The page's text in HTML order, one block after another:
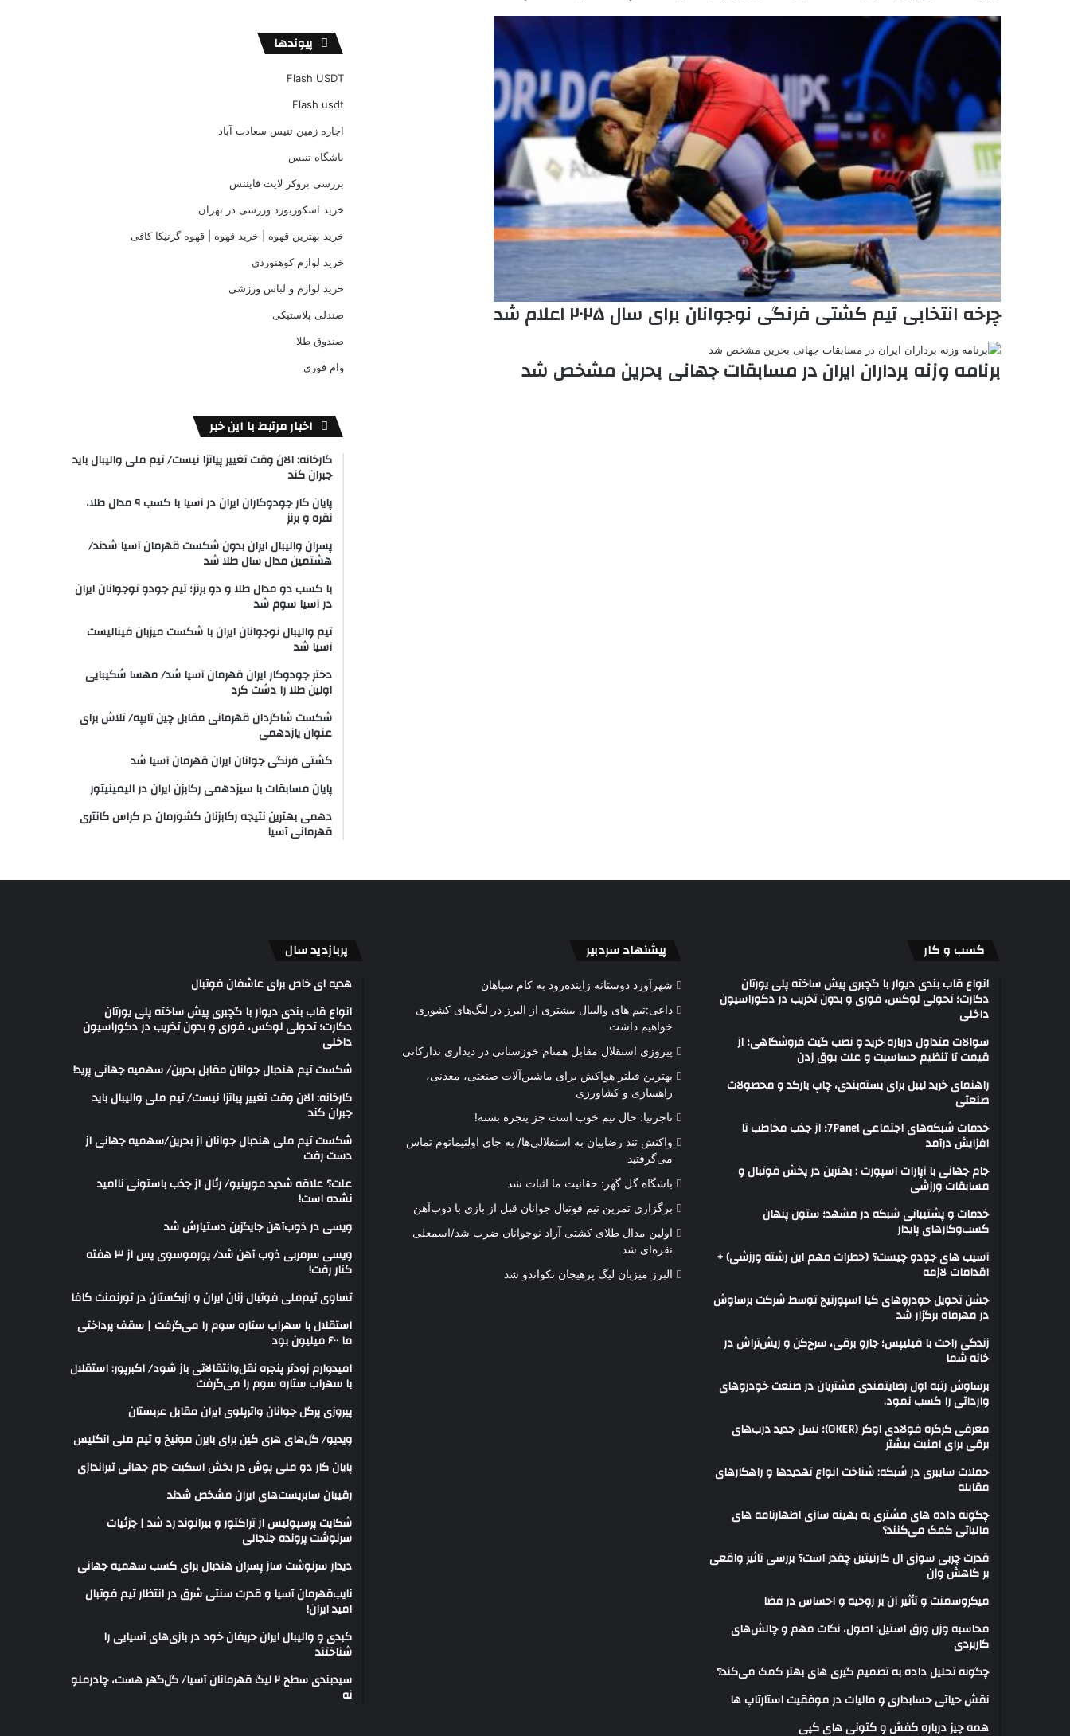
چرخه انتخابی تیم کشتی فرنگی نوجوانان برای سال ۲۰۲۵ اعلام شد
برنامه وزنه برداران ایران در مسابقات جهانی بحرین مشخص شد
پیوندها
Flash USDT
Flash usdt
اجاره زمین تنیس سعادت آباد
باشگاه تنیس
بررسی بروکر لایت فایننس
خرید اسکوربورد ورزشی در تهران
خرید بهترین قهوه | خرید قهوه | قهوه گرنیکا کافی
خرید لوازم کوهنوردی
خرید لوازم و لباس ورزشی
صندلی پلاستیکی
صندوق طلا
وام فوری
اخبار مرتبط با این خبر
کارخانه: الان وقت تغییر پیاتزا نیست/ تیم ملی والیبال باید
جبران کند
پایان کار جودوکاران ایران در آسیا با کسب ۹ مدال طلا،
نقره و برنز
پسران والیبال ایران بدون شکست قهرمان آسیا شدند/
هشتمین مدال سال طلا شد
با کسب دو مدال طلا و دو برنز؛ تیم جودو نوجوانان ایران
در آسیا سوم شد
تیم والیبال نوجوانان ایران با شکست میزبان فینالیست
آسیا شد
دختر جودوکار ایران قهرمان آسیا شد/ مهسا شکیبایی
اولین طلا را دشت کرد
شکست شاگردان قهرمانی مقابل چین تایپه/ تلاش برای
عنوان یازدهمی
کشتی فرنگی جوانان ایران قهرمان آسیا شد
پایان مسابقات با سیزدهمی رکابزن ایران در الیمینیتور
دهمی بهترین نتیجه رکابزنان کشورمان در کراس کانتری
قهرمانی آسیا
کسب و کار
انواع قاب بندی دیوار با گچبری پیش ساخته پلی یورتان
دکارت؛ تحولی لوکس، فوری و بدون تخریب در دکوراسیون
داخلی
سوالات متداول درباره خرید و نصب گیت فروشگاهی؛ از
قیمت تا تنظیم حساسیت و علت بوق زدن
راهنمای خرید لیبل برای بسته‌بندی، چاپ بارکد و محصولات
صنعتی
خدمات شبکه‌های اجتماعی 7Panel؛ از جذب مخاطب تا
افزایش درآمد
جام جهانی با آپارات اسپورت : بهترین در پخش فوتبال و
مسابقات ورزشی
خدمات و پشتیبانی شبکه در مشهد؛ ستون پنهان
کسب‌وکارهای پایدار
آسیب های جودو چیست؟ (خطرات مهم این رشته ورزشی) +
اقدامات لازمه
جشن تحویل خودروهای کیا اسپورتیج توسط شرکت برساوش
در مهرماه برگزار شد
زندگی راحت با فیلیپس؛ جارو برقی، سرخ‌کن و ریش‌تراش در
خانه شما
برساوش رتبه اول رضایتمندی مشتریان در صنعت خودروهای
وارداتی را کسب نمود.
معرفی کرکره فولادی اوکر (OKER)؛ نسل جدید درب‌های
برقی برای امنیت بیشتر
حملات سایبری در شبکه: شناخت انواع تهدیدها و راهکارهای
مقابله
چگونه داده های مشتری به بهینه سازی اظهارنامه های
مالیاتی کمک می‌کنند؟
قدرت چربی سوزی ال کارنیتین چقدر است؟ بررسی تاثیر واقعی
بر کاهش وزن
میکروسمنت و تأثیر آن بر روحیه و احساس در فضا
محاسبه وزن ورق استیل: اصول، نکات مهم و چالش‌های
کاربردی
چگونه تحلیل داده به تصمیم گیری های بهتر کمک می‌کند؟
نقش حیاتی حسابداری و مالیات در موفقیت استارتاپ ها
همه چیز درباره کفش و کتونی های کپی
پیشنهاد سردبیر
شهرآورد دوستانه زاینده‌رود به کام سپاهان
داعی:تیم های والیبال بیشتری از البرز در لیگ‌های کشوری
خواهیم داشت
پیروزی استقلال مقابل همنام خوزستانی در دیداری تدارکاتی
بهترین فیلتر هواکش برای ماشین‌آلات صنعتی، معدنی،
راهسازی و کشاورزی
تاجرنیا: حال تیم خوب است جز پنجره بسته!
واکنش تند رضاییان به استقلالی‌ها/ به جای اولتیماتوم تماس
می‌گرفتید
باشگاه گل گهر: حقانیت ما اثبات شد
برگزاری تمرین تیم فوتبال جوانان قبل از بازی با ذوب‌آهن
اولین مدال طلای کشتی آزاد نوجوانان ضرب شد/اسمعلی
نقره‌ای شد
البرز میزبان لیگ پرهیجان تکواندو شد
پربازدید سال
هدیه ای خاص برای عاشفان فوتبال
انواع قاب بندی دیوار با گچبری پیش ساخته پلی یورتان
دکارت؛ تحولی لوکس، فوری و بدون تخریب در دکوراسیون
داخلی
شکست تیم هندبال جوانان مقابل بحرین/ سهمیه جهانی پرید!
کارخانه: الان وقت تغییر پیاتزا نیست/ تیم ملی والیبال باید
جبران کند
شکست تیم ملی هندبال جوانان از بحرین/سهمیه جهانی از
دست رفت
علت؟ علاقه شدید مورینیو/ رئال از جذب باستونی ناامید
نشده است!
ویسی در ذوب‌آهن جایگزین دستیارش شد
ویسی سرمربی ذوب آهن شد/ پورموسوی پس از ۳ هفته
کنار رفت!
تساوی تیم‌ملی فوتبال زنان ایران و ازبکستان در تورنمنت کافا
استقلال با سهراب ستاره سوم را می‌گرفت | سقف پرداختی
ما ۶۰۰ میلیون بود
امیدوارم زودتر پنجره نقل‌وانتقالاتی باز شود/ اکبرپور: استقلال
با سهراب ستاره سوم را می‌گرفت
پیروزی پرگل جوانان واترپلوی ایران مقابل عربستان
ویدیو/ گل‌های هری‌ کین برای بایرن مونیخ و تیم ملی انگلیس
پایان کار دو ملی پوش در بخش اسکیت جام جهانی تیراندازی
رقیبان سابریست‌های ایران مشخص شدند
شکایت پرسپولیس از تراکتور و بیرانوند رد شد | جزئیات
سرنوشت پرونده جنجالی
دیدار سرنوشت ساز پسران هندبال برای کسب سهمیه جهانی
نایب‌قهرمان آسیا و قدرت سنتی شرق در انتظار تیم فوتبال
امید ایران!
کبدی و والیبال ایران حریفان خود در بازی‌های آسیایی را
شناختند
سیدبندی سطح ۲ لیگ قهرمانان آسیا/ گل‌گهر هست، چادرملو
نه